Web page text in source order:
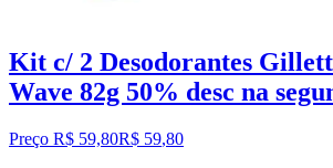
Kit c/ 2 Desodorantes
Wave 82g 50% desc na
Preço R$ 59,80R$ 59,80